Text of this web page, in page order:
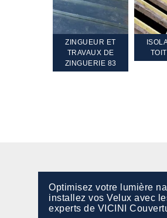
ZINGUEUR ET
TRAVAUX DE
ZINGUERIE 83
Optimisez votre lumière
installez vos Velux avec
experts de VICINI